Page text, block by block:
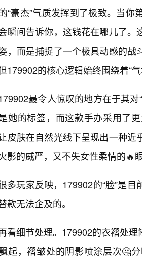
“豪杰”气质发挥到了极致。当
瞬间告诉你，这钱花在哪儿了
，而是捕捉了一个极具动感的
179902的核心逻辑始终围绕着“
最令人惊叹的地方在于其
她的标签，而这款手办采用了
皮肤在自然光线下呈现出一种
影的威严，又不失女性柔情的🔥
多玩家反映，179902的“脸”是
款无法企及的。
看细节处理。179902的衣褶处
起，褶皱处的阴影喷涂层次🤔